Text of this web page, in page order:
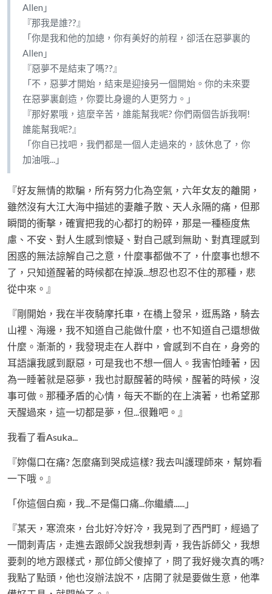
Allen」
『那我是誰??』
「你是我和他的加總，你有美好的前程，卻活在惡夢裏的
Allen」
『惡夢不是結束了嗎??』
「不，惡夢才開始，結束是迎接另一個開始。你的未來要
在惡夢裏創造，你要比身邊的人更努力。」
『那好累哦，這麼辛苦，誰能幫我呢? 你們兩個告訴我啊!
誰能幫我呢?』
「你自已找吧，我們都是一個人走過來的，該休息了，你
加油哦...」
『好友無情的欺騙，所有努力化為空氣，六年女友的離開，
雖然沒有大江大海中描述的妻離子散、天人永隔的痛，但那
瞬間的衝擊，確實把我的心都打的粉碎，那是一種極度焦
慮、不安、對人生感到懷疑、對自己感到無助、對真理感到
困惑的無法諒解自己之意，什麼事都做不了，什麼事也想不
了，只知道醒著的時候都在掉淚...想忍也忍不住的那種，悲
從中來。』
『剛開始，我在半夜騎摩托車，在橋上發呆，逛馬路，騎去
山裡、海邊，我不知道自己能做什麼，也不知道自己還想做
什麼。漸漸的，我發現走在人群中，會感到不自在，身旁的
耳語讓我感到厭惡，可是我也不想一個人。我害怕睡著，因
為一睡著就是惡夢，我也討厭醒著的時候，醒著的時候，沒
事可做。那種矛盾的心情，每天不斷的在上演著，也希望那
天醒過來，這一切都是夢，但...很難吧。』
我看了看Asuka...
『妳傷口在痛? 怎麼痛到哭成這樣? 我去叫護理師來，幫妳看
一下哦。』
「你這個白痴，我...不是傷口痛...你繼續......」
『某天，寒流來，台北好冷好冷，我晃到了西門町，經過了
一間刺青店，走進去跟師父說我想刺青，我告訴師父，我想
要刺的地方跟樣式，那位師父傻掉了，問了我好幾次真的嗎?
我點了點頭，他也沒辦法說不，店開了就是要做生意，他準